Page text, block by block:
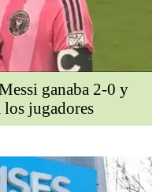
ganaba 2-0 y
jugadores